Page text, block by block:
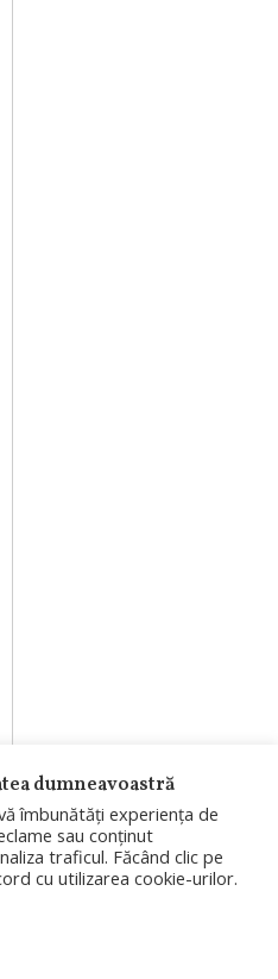
dumneavoastră
îmbunătăți experiența de
sau conținut
traficul. Făcând clic pe
cu utilizarea cookie-urilor.